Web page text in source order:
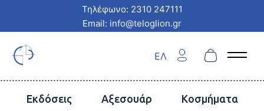
Τηλέφωνο: 2310 247111
Email: info@teloglion.gr
ΕΛ Open
Εκδόσεις Αξεσουάρ Κοσμήματα